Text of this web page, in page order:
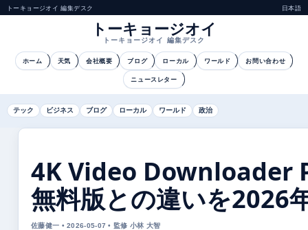
トーキョージオイ 編集デスク 日本語
トーキョージオイ
トーキョージオイ 編集デスク
ホーム 天気 会社概要 ブログ ローカル ワールド お問い合わせ
ニュースレター
テック ビジネス ブログ ローカル ワールド 政治
4K Video Downloader
無料版との違いを2026
佐藤健一 • 2026-05-07 • 監修 小林 大智